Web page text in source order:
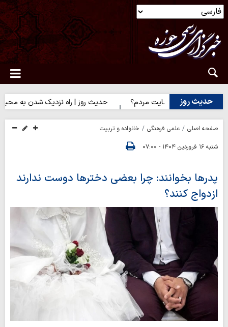
حدیث روز
یا رضایت مردم؟ حدیث روز | راه نزدیک شدن به محبت
صفحه اصلی علمی فرهنگی
خانواده و تربیت
شنبه ۱۶ فروردین ۱۴۰۴ - ۰۷:۰۰
پدرها بخوانند: چرا بعضی دخترها دوست ندارند
ازدواج کنند؟